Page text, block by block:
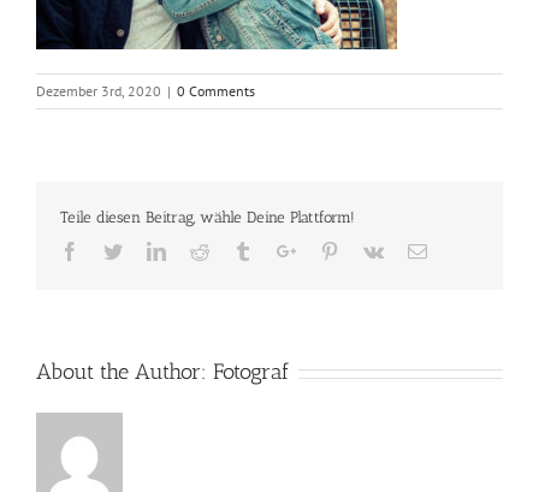
Dezember 3rd, 2020 | 0 Comments
Teile diesen Beitrag, wähle Deine Plattform!
Facebook
TwitterLinkedinReddit TumblrGoogle+Pinterest
Vk Email
About the Author: Fotograf